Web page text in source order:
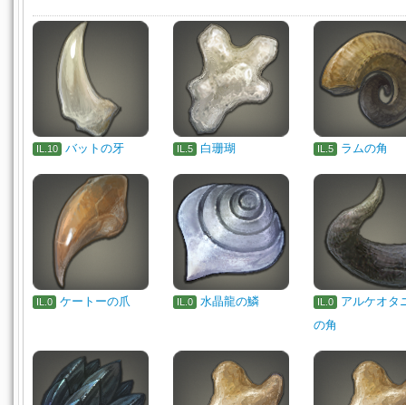
IL.10 バットの牙 IL.5 白珊瑚 IL.5 ラムの角
IL.0 ケートーの爪 IL.0 水晶龍の鱗 IL.0
アルケオタ
の角